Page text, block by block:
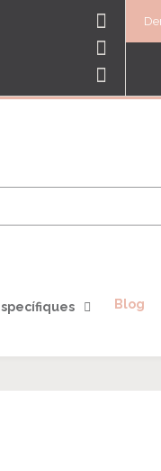
Blog